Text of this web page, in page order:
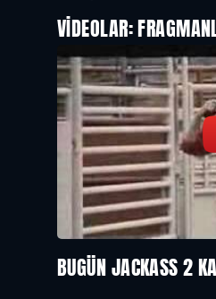
VIDEOLAR:
BUGÜN JACKASS 2